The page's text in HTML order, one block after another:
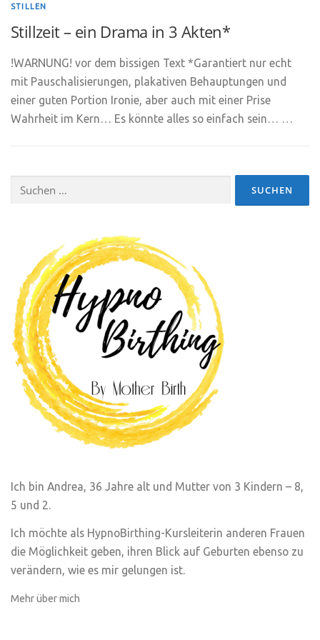
STILLEN
Stillzeit – ein Drama in 3 Akten*
!WARNUNG! vor dem bissigen Text *Garantiert nur echt
mit Pauschalisierungen, plakativen Behauptungen und
einer guten Portion Ironie, aber auch mit einer Prise
Wahrheit im Kern… Es könnte alles so einfach sein… …
Suchen
Ich bin Andrea, 36 Jahre alt und Mutter von 3 Kindern – 8,
5 und 2.
Ich möchte als HypnoBirthing-Kursleiterin anderen Frauen
die Möglichkeit geben, ihren Blick auf Geburten ebenso zu
verändern, wie es mir gelungen ist.
Mehr über mich